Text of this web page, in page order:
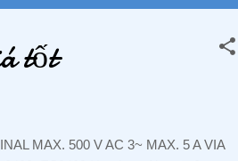
HA-LP45K1M4, HA-
tốt
MAX. 500 V AC 3~ MAX. 5 A VIA